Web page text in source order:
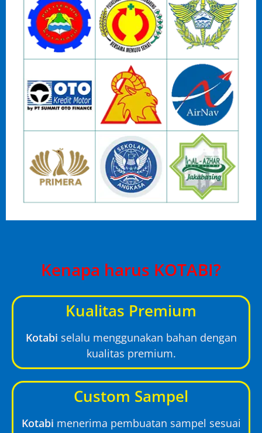
Kenapa harus KOTABI?
Kualitas Premium
Kotabi selalu menggunakan bahan dengan
kualitas premium.
Custom Sampel
Kotabi menerima pembuatan sampel sesuai